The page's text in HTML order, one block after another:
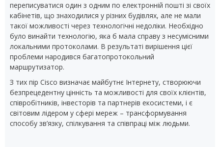
переписуватися один з одним по електронній пошті зі своїх
кабінетів, що знаходилися у різних будівлях, але не мали
такої можливості через технологічні недоліки. Необхідно
було винайти технологію, яка б мала справу з несумісними
локальними протоколами. В результаті вирішення цієї
проблеми народився багатопротокольний
маршрутизатор.
З тих пір Cisco визначає майбутнє Інтернету, створюючи
безпрецедентну цінність та можливості для своїх клієнтів,
співробітників, інвесторів та партнерів екосистеми, і є
світовим лідером у сфері мереж – трансформування
способу зв’язку, спілкування та співпраці між людьми.